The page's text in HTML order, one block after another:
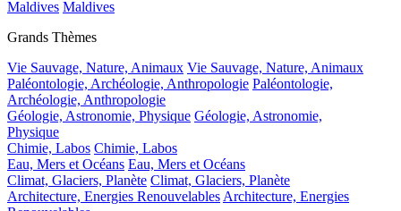
Maldives Maldives
Grands Thèmes
Vie Sauvage, Nature, Animaux Vie Sauvage, Nature, Animaux
Paléontologie, Archéologie, Anthropologie Paléontologie,
Archéologie, Anthropologie
Géologie, Astronomie, Physique Géologie, Astronomie,
Physique
Chimie, Labos Chimie, Labos
Eau, Mers et Océans Eau, Mers et Océans
Climat, Glaciers, Planète Climat, Glaciers, Planète
Architecture, Energies Renouvelables Architecture, Energies